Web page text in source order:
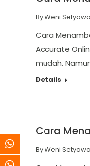
ByWeni
Cara
Accurate
mudah.
Details
Cara
ByWeni